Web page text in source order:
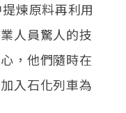
煉原料再利用
人員驚人的技
，他們隨時在
入石化列車為